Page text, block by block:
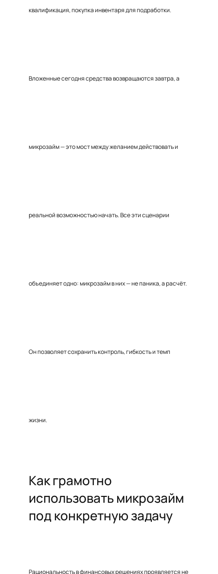
квалификация, покупка инвентаря для подработки.
Вложенные сегодня средства возвращаются завтра, а
микрозайм — это мост между желанием действовать и
реальной возможностью начать. Все эти сценарии
объединяет одно: микрозайм в них — не паника, а расчёт.
Он позволяет сохранить контроль, гибкость и темп
жизни.
Как грамотно
использовать микрозайм
под конкретную задачу
Рациональность в финансовых решениях проявляется не